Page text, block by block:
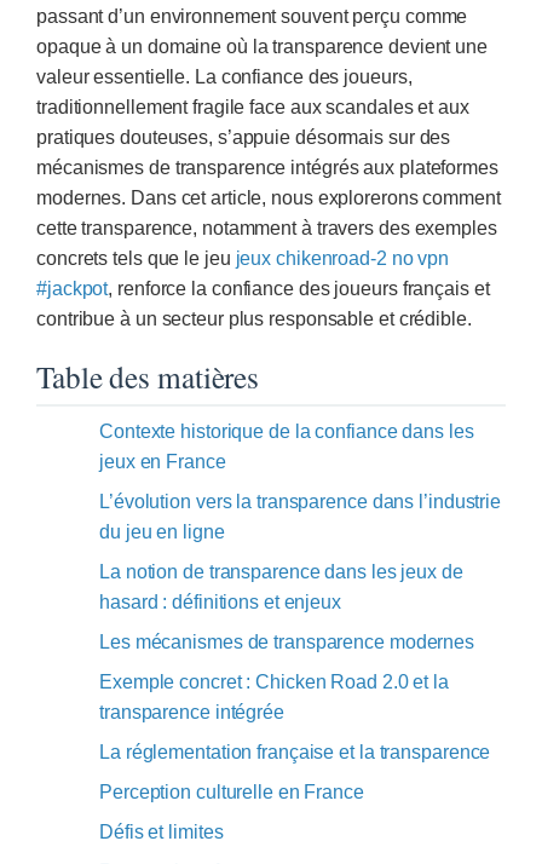
passant d’un environnement souvent perçu comme
opaque à un domaine où la transparence devient une
valeur essentielle. La confiance des joueurs,
traditionnellement fragile face aux scandales et aux
pratiques douteuses, s’appuie désormais sur des
mécanismes de transparence intégrés aux plateformes
modernes. Dans cet article, nous explorerons comment
cette transparence, notamment à travers des exemples
concrets tels que le jeu jeux chikenroad-2 no vpn
#jackpot, renforce la confiance des joueurs français et
contribue à un secteur plus responsable et crédible.
Table des matières
Contexte historique de la confiance dans les
jeux en France
L’évolution vers la transparence dans l’industrie
du jeu en ligne
La notion de transparence dans les jeux de
hasard : définitions et enjeux
Les mécanismes de transparence modernes
Exemple concret : Chicken Road 2.0 et la
transparence intégrée
La réglementation française et la transparence
Perception culturelle en France
Défis et limites